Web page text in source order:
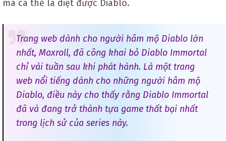
mà cà thẻ là diệt được Diablo.
Trang web dành cho người hâm mộ Diablo lớn
nhất, Maxroll, đã công khai bỏ Diablo Immortal
chỉ vài tuần sau khi phát hành. Là một trang
web nổi tiếng dành cho những người hâm mộ
Diablo, điều này cho thấy rằng Diablo Immortal
đã và đang trở thành tựa game thất bại nhất
trong lịch sử của series này.